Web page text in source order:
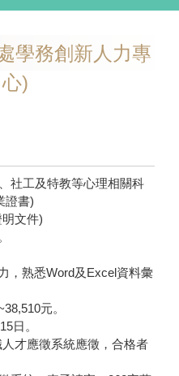
學務創新人力專
)
社工及特教等心理相關科
證書)
文件)
，熟悉Word及Excel資料彙
元。
日。
才應徵系統應徵，合格者